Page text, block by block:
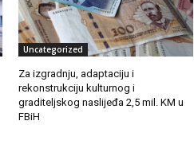
Uncategorized
Za izgradnju, adaptaciju i
rekonstrukciju kulturnog i
graditeljskog naslijeđa 2,5 mil. KM u
FBiH